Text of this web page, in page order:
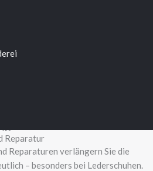
bringen wir jedes Paar wieder
Materialien und präziser Handarbeit
lockere Nähte und beschädigte
sorgen nicht nur für eine
stellen den ursprünglichen
Sie sich für Nachhaltigkeit
instand setzen – statt neu zu
Reparatur
Reparaturen verlängern Sie die
– besonders bei Lederschuhen.